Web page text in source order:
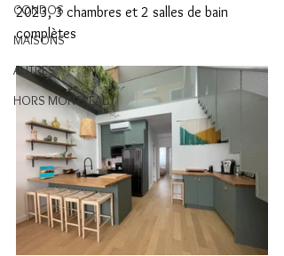
CONDOS
MAISONS
AUTRES
HORS MONTRÉAL
2023, 3 chambres et 2 salles de bain
complètes